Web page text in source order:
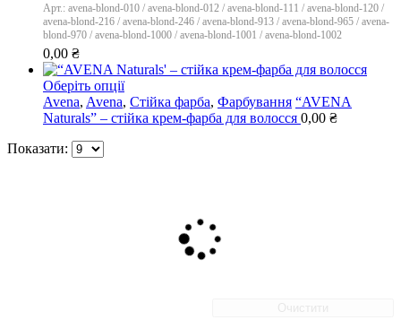
Арт.: avena-blond-010 / avena-blond-012 / avena-blond-111 / avena-blond-120 /
avena-blond-216 / avena-blond-246 / avena-blond-913 / avena-blond-965 / avena-
blond-970 / avena-blond-1000 / avena-blond-1001 / avena-blond-1002
0,00 ₴
Оберіть опції
Avena, Avena, Стійка фарба, Фарбування “AVENA
Naturals” – стійка крем-фарба для волосся 0,00 ₴
Показати: